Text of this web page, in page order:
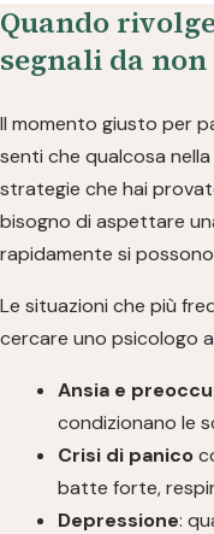
Quando
segnali da
Il momento giusto per
senti che qualcosa
strategie che hai
bisogno di aspettare
rapidamente si
Le situazioni che più
cercare uno psicologo
Ansia e
condizionano le
Crisi di panico
batte forte,
Depressione: